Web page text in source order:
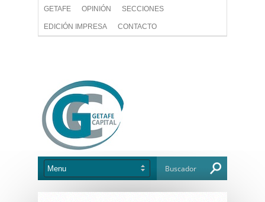
GETAFE OPINIÓN SECCIONES
EDICIÓN IMPRESA CONTACTO